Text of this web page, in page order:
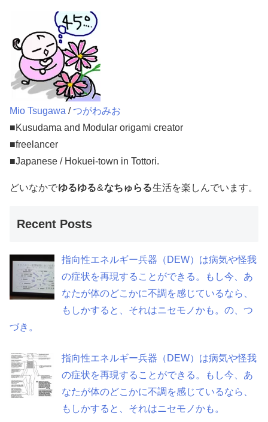
Mio Tsugawa /つがわみお
■Kusudama and Modular origami creator
■freelancer
■Japanese / Hokuei-town in Tottori.
どいなかでゆるゆる&なちゅらる生活を楽しんでいます。
Recent Posts
指向性エネルギー兵器（DEW）は病気や怪我
の症状を再現することができる。もし今、あ
なたが体のどこかに不調を感じているなら、
もしかすると、それはニセモノかも。の、つ
づき。
指向性エネルギー兵器（DEW）は病気や怪我
の症状を再現することができる。もし今、あ
なたが体のどこかに不調を感じているなら、
もしかすると、それはニセモノかも。